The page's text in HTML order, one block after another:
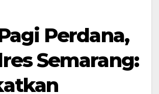
Perdana,
Semarang: